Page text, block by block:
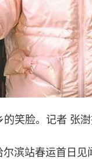
的笑脸。记者 张
滨站春运首日见